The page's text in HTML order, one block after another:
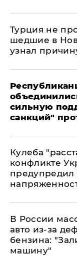
Турция не
шедшие в
узнал
сильную
санкций"
Кулеба
конфликте
предупредил
В России
авто из-за
бензина:
машину"